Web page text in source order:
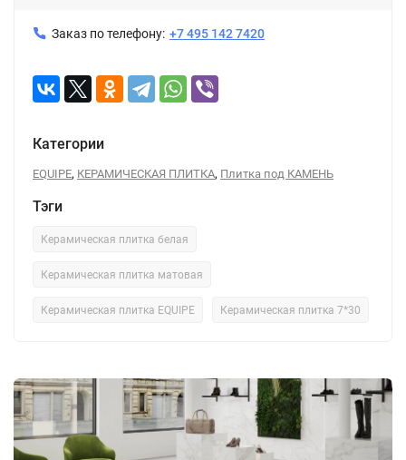
Заказ по телефону: +7 495 142 7420
Категории
EQUIPE, КЕРАМИЧЕСКАЯ ПЛИТКА, Плитка под КАМЕНЬ
Тэги
Керамическая плитка белая
Керамическая плитка матовая
Керамическая плитка EQUIPE Керамическая плитка 7*30